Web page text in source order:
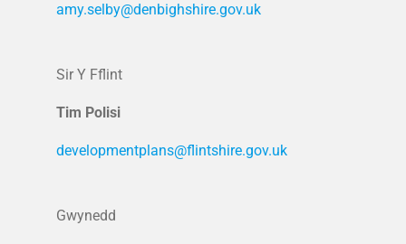
amy.selby@denbighshire.gov.uk
Sir Y Fflint
Tim Polisi
developmentplans@flintshire.gov.uk
Gwynedd